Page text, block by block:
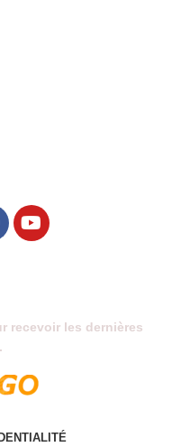
recevoir les dernières